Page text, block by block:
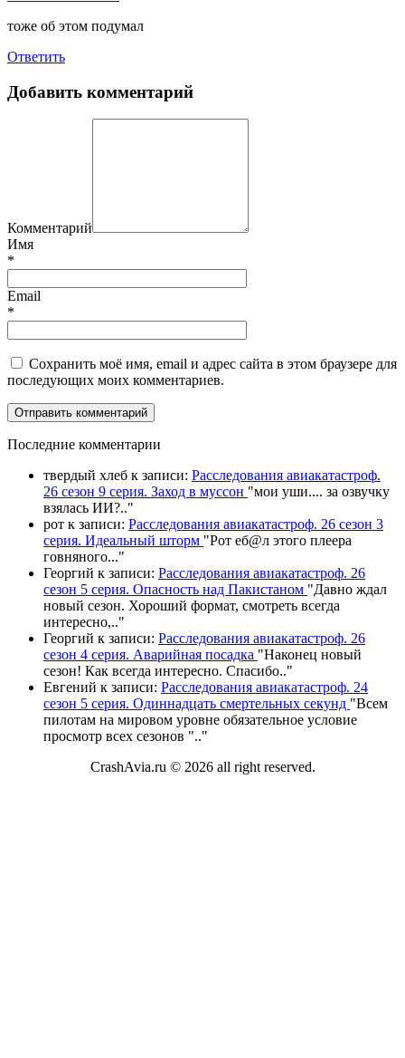
тоже об этом подумал
Ответить
Добавить комментарий
Комментарий
Имя
*
Email
*
Сохранить моё имя, email и адрес сайта в этом браузере для
последующих моих комментариев.
Последние комментарии
твердый хлеб к записи: Расследования авиакатастроф.
26 сезон 9 серия. Заход в муссон "мои уши.... за озвучку
взялась ИИ?.."
рот к записи: Расследования авиакатастроф. 26 сезон 3
серия. Идеальный шторм "Рот еб@л этого плеера
говняного..."
Георгий к записи: Расследования авиакатастроф. 26
сезон 5 серия. Опасность над Пакистаном "Давно ждал
новый сезон. Хороший формат, смотреть всегда
интересно,.."
Георгий к записи: Расследования авиакатастроф. 26
сезон 4 серия. Аварийная посадка "Наконец новый
сезон! Как всегда интересно. Спасибо.."
Евгений к записи: Расследования авиакатастроф. 24
сезон 5 серия. Одиннадцать смертельных секунд "Всем
пилотам на мировом уровне обязательное условие
просмотр всех сезонов ".."
CrashAvia.ru © 2026 all right reserved.